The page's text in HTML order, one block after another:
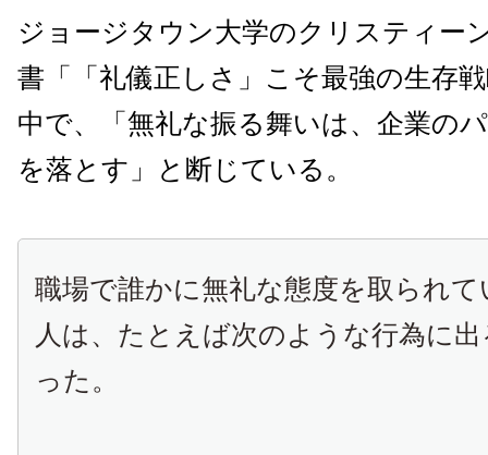
ジョージタウン大学のクリスティー
書「「礼儀正しさ」こそ最強の生存
中で、「無礼な振る舞いは、企業の
を落とす」と断じている。
職場で誰かに無礼な態度を取られ
人は、たとえば次のような行為に
った。